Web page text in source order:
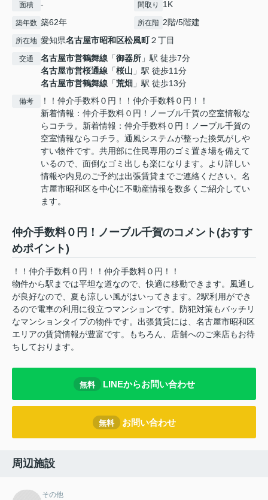
面積 - 間取り 1K
築年数 築62年 所在階 2階/5階建
所在地 愛知県名古屋市昭和区松風町２丁目
交通 名古屋市営鶴舞線 「御器所 」駅 徒歩7分
名古屋市営桜通線 「桜山 」駅 徒歩11分
名古屋市営鶴舞線 「荒畑 」駅 徒歩13分
備考
！！仲介手数料０円！！仲介手数料０円！！
新着情報：仲介手数料０円！ノーブル千賀の空室情報な
らコチラ。新着情報：仲介手数料０円！ノーブル千賀の
空室情報ならコチラ。通風システムが整った換気がしや
すい物件です。共用部に住民専用のゴミ置き場を備えて
いるので、面倒なゴミ出しも楽になります。より詳しい
情報や内見のご予約は出張賃貸までご連絡ください。名
古屋市昭和区を中心に不動産情報を数多くご紹介してい
ます。
仲介手数料０円！ノーブル千賀のコメント(おすす
めポイント)
！！仲介手数料０円！！仲介手数料０円！！
物件から駅までは平坦な道なので、快適に移動できます。風通し
が良好なので、夏も涼しい風がはいってきます。2駅利用ができ
るので電車の利用に役立つマンションです。防犯対策もバッチリ
なマンションタイプの物件です。出張賃貸には、名古屋市昭和区
エリアの賃貸情報が豊富です。もちろん、店舗へのご来店もお待
ちしております。
無料 LINEからお問い合わせ
無料 お問い合わせ
周辺施設
その他